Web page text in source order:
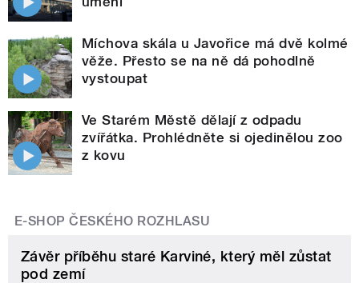
Míchova skála u Javořice má dvě kolmé
věže. Přesto se na ně dá pohodlně
vystoupat
Ve Starém Městě dělají z odpadu
zvířátka. Prohlédněte si ojedinělou zoo
z kovu
E-SHOP ČESKÉHO ROZHLASU
Závěr příběhu staré Karviné, který měl zůstat
pod zemí